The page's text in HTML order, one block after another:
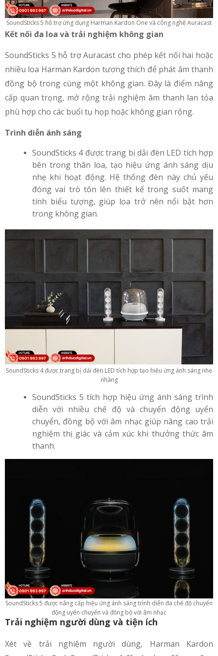
SoundSticks 5 hỗ trợ ứng dụng Harman Kardon One và công nghệ Auracast
Kết nối đa loa và trải nghiệm không gian
SoundSticks 5 hỗ trợ Auracast cho phép kết nối hai hoặc
nhiều loa Harman Kardon tương thích để phát âm thanh
đồng bộ trong cùng một không gian. Đây là điểm nâng
cấp quan trọng, mở rộng trải nghiệm âm thanh lan tỏa
phù hợp cho các buổi tụ họp hoặc không gian rộng.
Trình diễn ánh sáng
SoundSticks 4 được trang bị dải đèn LED tích hợp
bên trong thân loa, tạo hiệu ứng ánh sáng dịu
nhẹ khi hoạt động. Hệ thống đèn này chủ yếu
đóng vai trò tôn lên thiết kế trong suốt mang
tính biểu tượng, giúp loa trở nên nổi bật hơn
trong không gian.
SoundSticks 4 được trang bị dải đèn LED tích hợp tạo hiệu ứng ánh sáng nhẹ
nhàng
SoundSticks 5 tích hợp hiệu ứng ánh sáng trình
diễn với nhiều chế độ và chuyển động uyển
chuyển, đồng bộ với âm nhạc giúp nâng cao trải
nghiệm thị giác và cảm xúc khi thưởng thức âm
thanh.
SoundSticks 5 được nâng cấp hiệu ứng ánh sáng trình diễn đa chế độ chuyển
động uyển chuyển và đồng bộ với âm nhạc
Trải nghiệm người dùng và tiện ích
Xét về trải nghiệm người dùng, Harman Kardon